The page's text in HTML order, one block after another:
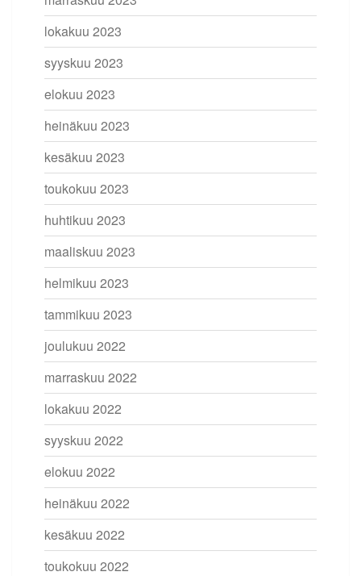
lokakuu 2023
syyskuu 2023
elokuu 2023
heinäkuu 2023
kesäkuu 2023
toukokuu 2023
huhtikuu 2023
maaliskuu 2023
helmikuu 2023
tammikuu 2023
joulukuu 2022
marraskuu 2022
lokakuu 2022
syyskuu 2022
elokuu 2022
heinäkuu 2022
kesäkuu 2022
toukokuu 2022